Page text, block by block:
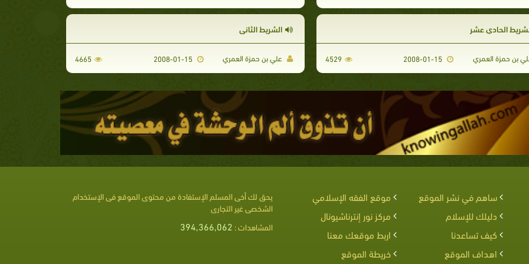
الحادي عشر
بن حمزة العمري 4529
الشريط الثاني
علي بن حمزة العمري 2008-01-15
4665
ساهم في نشر الموقع
موقع الفقه الإسلامي
دليلك للإسلام
مركز نور إنترناشيونال
كيف تساعدنا
اربط موقعك معنا
اهداف الموقع
خريطة الموقع
يحق لك أخى المسلم الإستفادة من محتوى الموقع فى الإستخدام
الشخصى غير التجارى
المشاهدات : 394,366,062